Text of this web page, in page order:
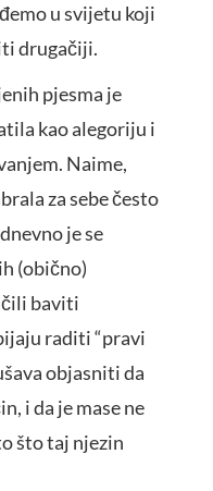
u svijetu koji
drugačiji.
pjesma je
kao alegoriju i
Naime,
za sebe često
je se
(obično)
baviti
raditi “pravi
objasniti da
i da je mase ne
što taj njezin